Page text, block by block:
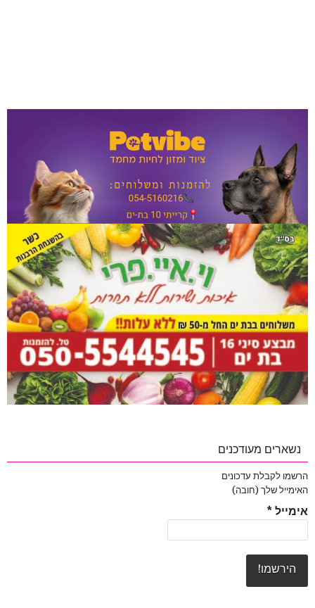
נשארים מעודכנים
הרשמו לקבלת עדכונים
האימייל שלך (חובה)
אימייל *